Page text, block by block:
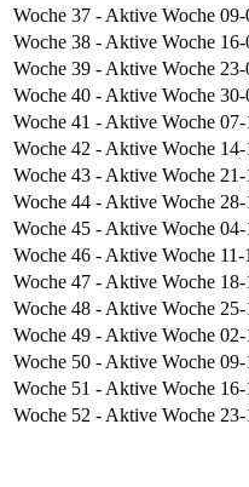
Woche 37 - Aktive Woche 09-
Woche 38 - Aktive Woche
Woche 39 - Aktive Woche
Woche 40 - Aktive Woche 30-
Woche 41 - Aktive Woche 07-
Woche 42 - Aktive Woche
Woche 43 - Aktive Woche
Woche 44 - Aktive Woche
Woche 45 - Aktive Woche 04-
Woche 46 - Aktive Woche 11-
Woche 47 - Aktive Woche
Woche 48 - Aktive Woche
Woche 49 - Aktive Woche 02-
Woche 50 - Aktive Woche 09-
Woche 51 - Aktive Woche
Woche 52 - Aktive Woche